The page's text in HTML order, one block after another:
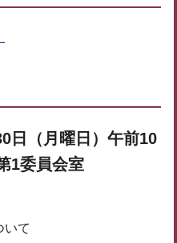
（月曜日）午前10
1委員会室
いて